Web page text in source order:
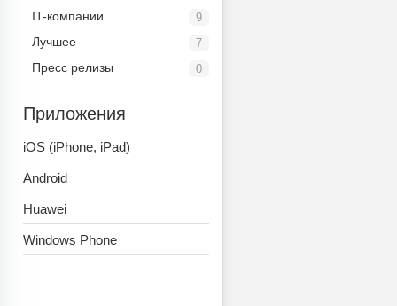
9
IT-компании
7
Лучшее
0
Пресс релизы
Приложения
iOS (iPhone, iPad)
Android
Huawei
Windows Phone